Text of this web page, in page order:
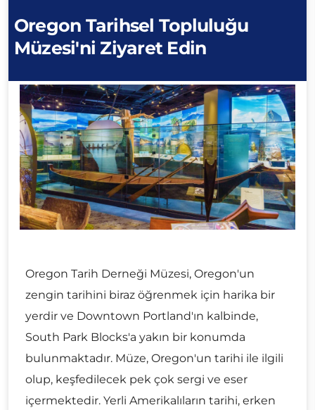
Oregon Tarihsel Topluluğu
Müzesi'ni Ziyaret Edin
Oregon Tarih Derneği Müzesi, Oregon'un
zengin tarihini biraz öğrenmek için harika bir
yerdir ve Downtown Portland'ın kalbinde,
South Park Blocks'a yakın bir konumda
bulunmaktadır. Müze, Oregon'un tarihi ile ilgili
olup, keşfedilecek pek çok sergi ve eser
içermektedir. Yerli Amerikalıların tarihi, erken